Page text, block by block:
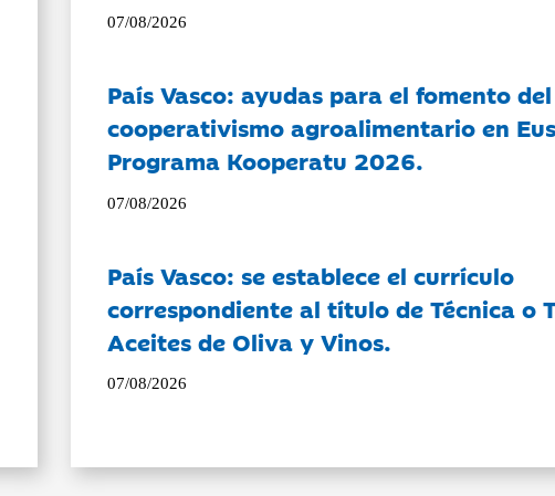
07/08/2026
País Vasco: ayudas para el fomento del
cooperativismo agroalimentario en
Programa Kooperatu 2026.
07/08/2026
País Vasco: se establece el currículo
correspondiente al título de Técnica o
Aceites de Oliva y Vinos.
07/08/2026